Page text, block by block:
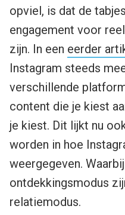
opviel, is dat de
engagement voor
zijn. In een eerder
Instagram steeds
verschillende
content die je kiest
je kiest. Dit lijkt nu
worden in hoe
weergegeven.
ontdekkingsmodus
relatiemodus.